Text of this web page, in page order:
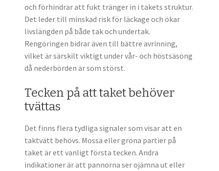
och förhindrar att fukt tränger in i takets struktur.
Det leder till minskad risk för läckage och ökar
livslängden på både tak och undertak.
Rengöringen bidrar även till bättre avrinning,
vilket är särskilt viktigt under vår- och höstsäsong
då nederbörden är som störst.
Tecken på att taket behöver
tvättas
Det finns flera tydliga signaler som visar att en
taktvätt behövs. Mossa eller gröna partier på
taket är ett vanligt första tecken. Andra
indikationer är att pannorna ser ojämna ut eller